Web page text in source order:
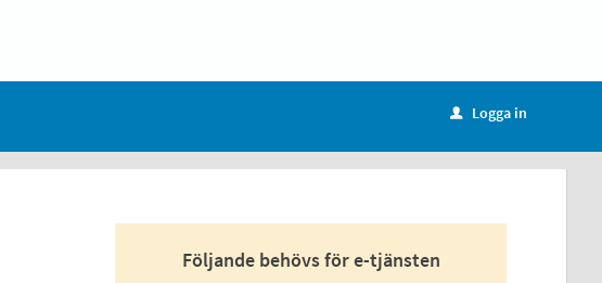
u Logga in
Följande behövs för e-tjänsten